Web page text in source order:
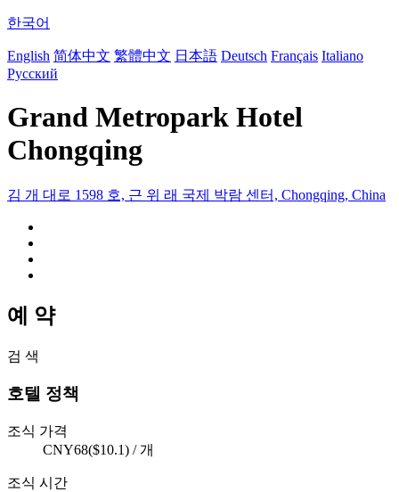
한국어
English 简体中文 繁體中文 日本語 Deutsch Français Italiano
Русский
Grand Metropark Hotel
Chongqing
김 개 대로 1598 호, 근 위 래 국제 박람 센터, Chongqing, China
예 약
검 색
호텔 정책
조식 가격
CNY68($10.1) / 개
조식 시간